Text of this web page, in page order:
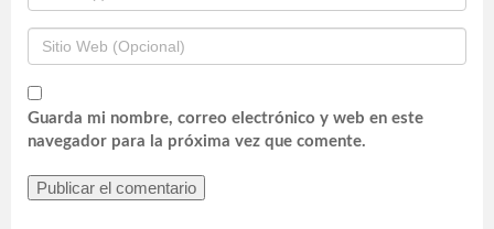
Guarda mi nombre, correo electrónico y web en este
navegador para la próxima vez que comente.